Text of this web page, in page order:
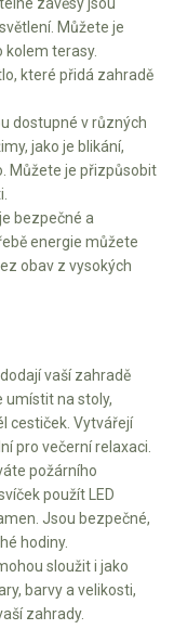
Můžete je
kolem terasy.
které přidá zahradě
dostupné v různých
jako je blikání,
Můžete je přizpůsobit
bezpečné a
energie můžete
obav z vysokých
vaší zahradě
umístit na stoly,
cestiček. Vytvářejí
pro večerní relaxaci.
požárního
použít LED
Jsou bezpečné,
hodiny.
sloužit i jako
barvy a velikosti,
zahrady.